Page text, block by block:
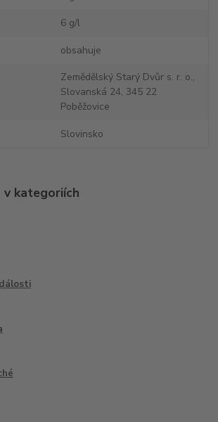
6 g/l
obsahuje
Zemědělský Starý Dvůr s. r. o.,
Slovanská 24, 345 22
Poběžovice
Slovinsko
v kategoriích